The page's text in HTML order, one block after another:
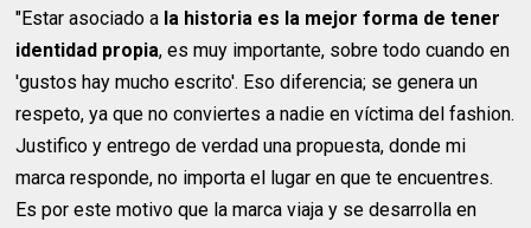
"Estar asociado a la historia es la mejor forma de tener
identidad propia, es muy importante, sobre todo cuando en
'gustos hay mucho escrito'. Eso diferencia; se genera un
respeto, ya que no conviertes a nadie en víctima del fashion.
Justifico y entrego de verdad una propuesta, donde mi
marca responde, no importa el lugar en que te encuentres.
Es por este motivo que la marca viaja y se desarrolla en